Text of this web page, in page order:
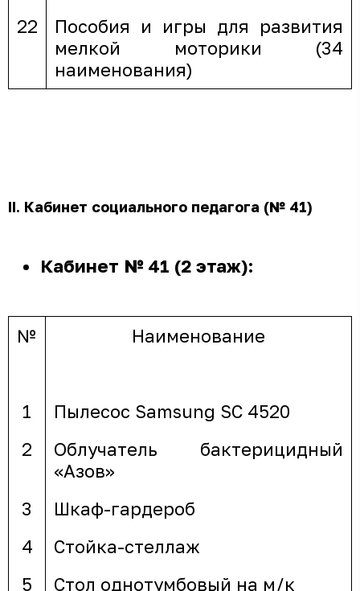
22
Пособия и игры для развития
мелкой моторики (34
наименования)
II. Кабинет социального педагога (№ 41)
Кабинет № 41 (2 этаж):
№ Наименование
1
Пылесос Samsung SC 4520
2
Облучатель бактерицидный
«Азов»
3
Шкаф-гардероб
4
Стойка-стеллаж
5
Стол однотумбовый на м/к